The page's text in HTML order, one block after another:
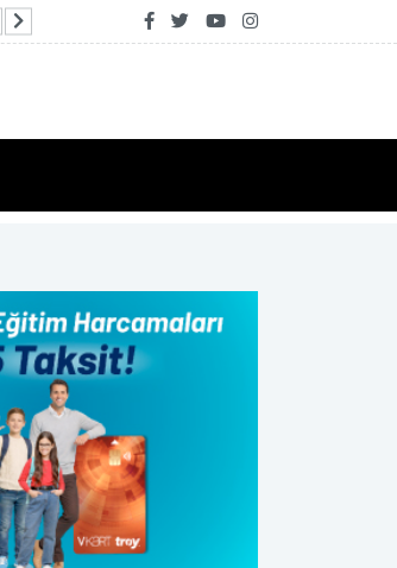
Avcılar’da makine arızası yapan tekne kurtarıldı